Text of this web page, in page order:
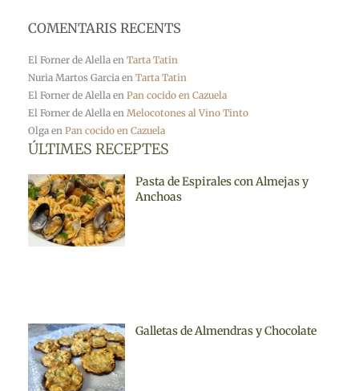
COMENTARIS RECENTS
El Forner de Alella en Tarta Tatin
Nuria Martos Garcia en Tarta Tatin
El Forner de Alella en Pan cocido en Cazuela
El Forner de Alella en Melocotones al Vino Tinto
Olga en Pan cocido en Cazuela
ÚLTIMES RECEPTES
Pasta de Espirales con Almejas y
Anchoas
Galletas de Almendras y Chocolate